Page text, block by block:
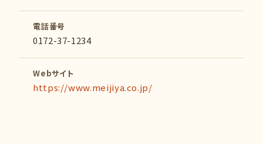
電話番号
0172-37-1234
Webサイト
https://www.meijiya.co.jp/